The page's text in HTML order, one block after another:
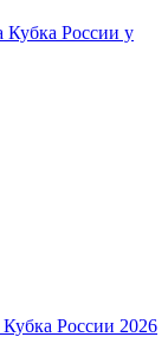
Кубка России у
России 2026